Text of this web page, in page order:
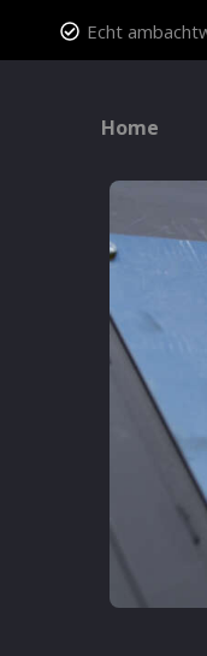
Echt
Home